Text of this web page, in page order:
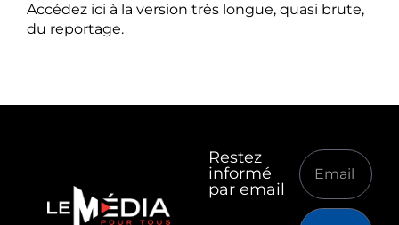
Accédez ici à la version très longue, quasi brute,
du reportage.
Restez
informé
par email